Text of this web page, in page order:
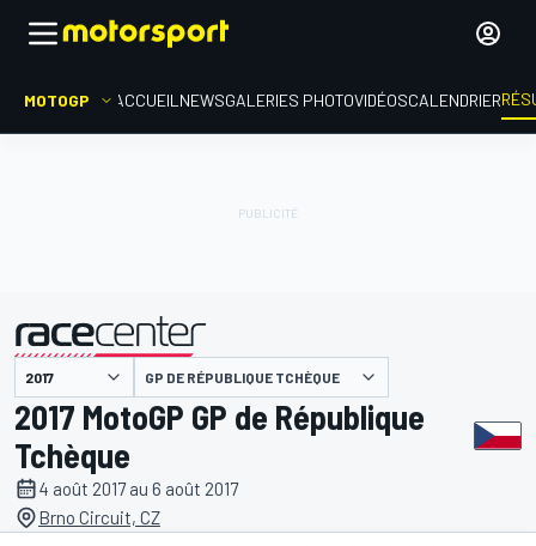
MOTOGP ACCUEIL NEWSGALERIES PHOTOVIDÉOSCALENDRIER
présenté par GP DE RÉPUBLIQUE TCHÈQUE
2017 MotoGP GP de République
Tchèque
4 août 2017 au 6 août 2017
Brno Circuit, CZ